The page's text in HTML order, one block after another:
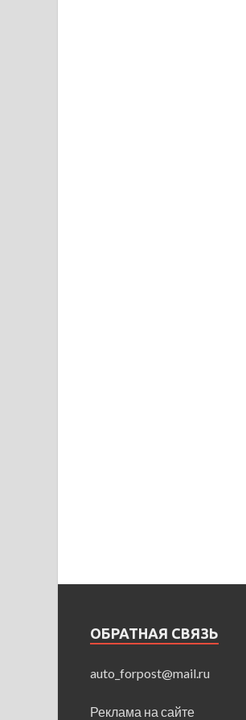
ОБРАТНАЯ СВЯЗЬ
auto_forpost@mail.ru
Реклама на сайте